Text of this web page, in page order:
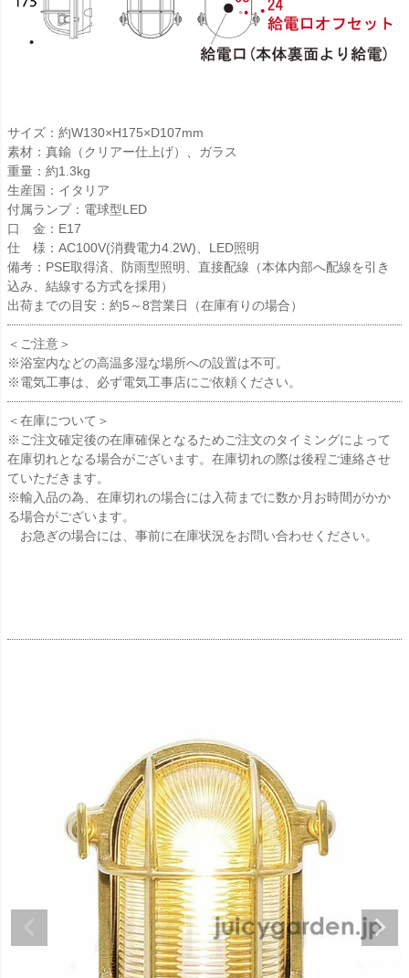
サイズ：約W130×H175×D107mm
素材：真鍮（クリアー仕上げ）、ガラス
重量：約1.3kg
生産国：イタリア
付属ランプ：電球型LED
口 金：E17
仕 様：AC100V(消費電力4.2W)、LED照明
備考：PSE取得済、防雨型照明、直接配線（本体内部へ配線を引き
込み、結線する方式を採用）
出荷までの目安：約5～8営業日（在庫有りの場合）
＜ご注意＞
※浴室内などの高温多湿な場所への設置は不可。
※電気工事は、必ず電気工事店にご依頼ください。
＜在庫について＞
※ご注文確定後の在庫確保となるためご注文のタイミングによって
在庫切れとなる場合がございます。在庫切れの際は後程ご連絡させ
ていただきます。
※輸入品の為、在庫切れの場合には入荷までに数か月お時間がかか
る場合がございます。
お急ぎの場合には、事前に在庫状況をお問い合わせください。